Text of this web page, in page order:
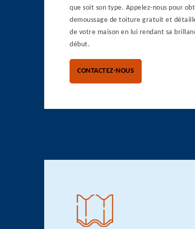
que soit son type. Appelez-nous pour
demoussage de toiture gratuit et
de votre maison en lui rendant sa
début.
CONTACTEZ-NOUS